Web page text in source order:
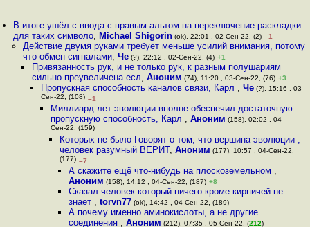
В итоге ушёл с ввода с правым альтом на переключение раскладки
для таких символо, Michael Shigorin (ok), 22:01 , 02-Сен-22, (2) –1
Действие двумя руками требует меньше усилий внимания, потому
что обмен сигналами, Че(?), 22:12 , 02-Сен-22, (4) +1
Привязанность рук, и не только рук, к разным полушариям
сильно преувеличена есл, Аноним (74), 11:20 , 03-Сен-22, (76) +3
Пропускная способность каналов связи, Карл ,Че (?), 15:16 , 03-
Сен-22, (108) –1
Миллиард лет эволюции вполне обеспечил достаточную
пропускную способность, Карл , Аноним (158), 02:02 , 04-
Сен-22, (159)
Которых не было Говорят о том, что вершина эволюции ,
человек разумный ВЕРИТ, Аноним (177), 10:57 , 04-Сен-22,
(177) –7
А скажите ещё что-нибудь на плоскоземельном ,
Аноним (158), 14:12 , 04-Сен-22, (187) +8
Сказал человек который ничего кроме кирпичей не
знает ,torvn77 (ok), 14:42 , 04-Сен-22, (189)
А почему именно аминокислоты, а не другие
соединения ,Аноним (212), 07:35 , 05-Сен-22, (212)